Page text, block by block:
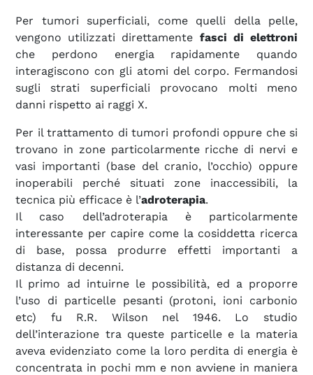
Per tumori superficiali, come quelli della pelle,
vengono utilizzati direttamente fasci di elettroni
che perdono energia rapidamente quando
interagiscono con gli atomi del corpo. Fermandosi
sugli strati superficiali provocano molti meno
danni rispetto ai raggi X.
Per il trattamento di tumori profondi oppure che si
trovano in zone particolarmente ricche di nervi e
vasi importanti (base del cranio, l’occhio) oppure
inoperabili perché situati zone inaccessibili, la
tecnica più efficace è l’adroterapia.
Il caso dell’adroterapia è particolarmente
interessante per capire come la cosiddetta ricerca
di base, possa produrre effetti importanti a
distanza di decenni.
Il primo ad intuirne le possibilità, ed a proporre
l’uso di particelle pesanti (protoni, ioni carbonio
etc) fu R.R. Wilson nel 1946. Lo studio
dell’interazione tra queste particelle e la materia
aveva evidenziato come la loro perdita di energia è
concentrata in pochi mm e non avviene in maniera